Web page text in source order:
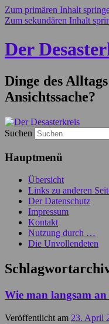
Zum primären Inhalt
Zum sekundären Inhalt
Der
Dinge des
Ansichtssache?
Suchen
Hauptmenü
Übersicht
Links zu anderen
Der Datenschutz
Impressum
Kontakt
Nutzung durch …
Die Unvollendeten
Wie man langsam
Veröffentlicht am 23. April